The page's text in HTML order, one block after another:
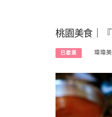
桃園美食｜
已歇業 瑋瑋